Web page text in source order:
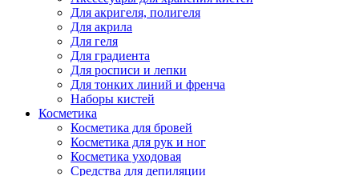
Для акригеля, полигеля
Для акрила
Для геля
Для градиента
Для росписи и лепки
Для тонких линий и френча
Наборы кистей
Косметика
Косметика для бровей
Косметика для рук и ног
Косметика уходовая
Средства для депиляции